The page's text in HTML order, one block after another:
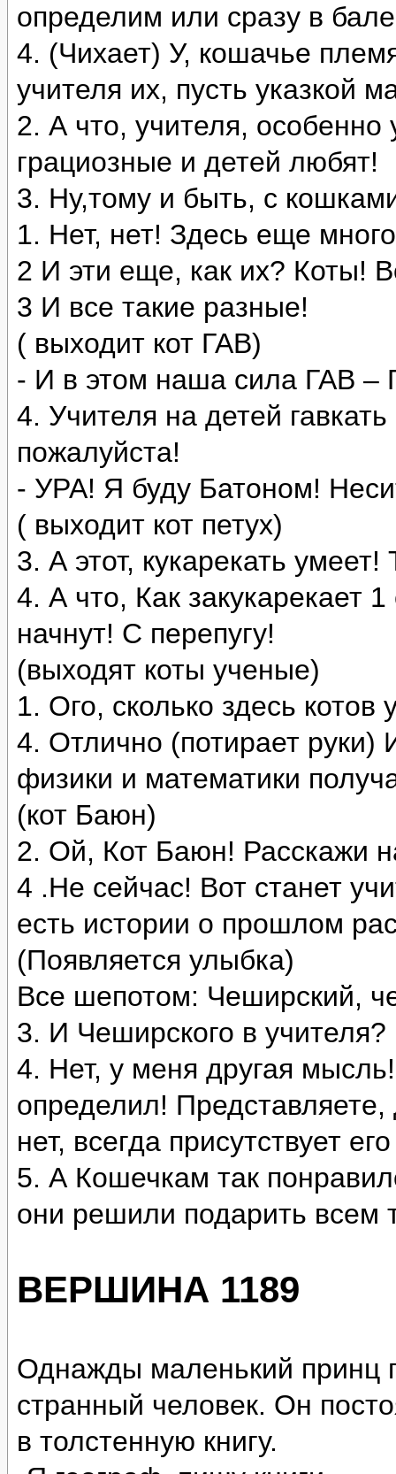
определим или сразу в
4. (Чихает) У, кошачье
учителя их, пусть указкой
2. А что, учителя,
грациозные и детей любят!
3. Ну,тому и быть, с
1. Нет, нет! Здесь еще
2 И эти еще, как их? Коты!
3 И все такие разные!
( выходит кот ГАВ)
- И в этом наша сила ГАВ –
4. Учителя на детей
пожалуйста!
- УРА! Я буду Батоном!
( выходит кот петух)
3. А этот, кукарекать
4. А что, Как закукарекает
начнут! С перепугу!
(выходят коты ученые)
1. Ого, сколько здесь котов
4. Отлично (потирает руки)
физики и математики
(кот Баюн)
2. Ой, Кот Баюн! Расскажи
4 .Не сейчас! Вот станет
есть истории о прошлом
(Появляется улыбка)
Все шепотом: Чеширский,
3. И Чеширского в учителя?
4. Нет, у меня другая
определил!
нет, всегда присутствует
5. А Кошечкам так
они решили подарить всем
ВЕРШИНА 1189
Однажды маленький принц
странный человек. Он
в толстенную книгу.